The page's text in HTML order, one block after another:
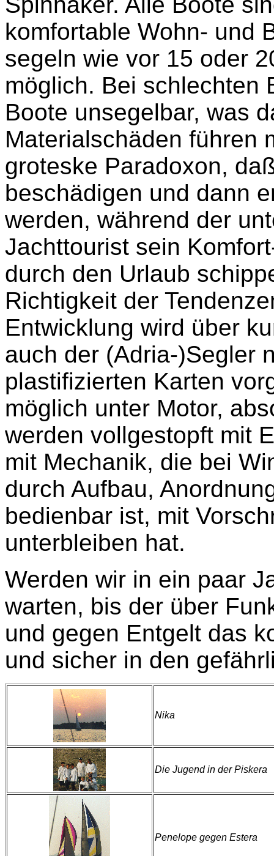
komfortable Wohn- und
segeln wie vor 15 oder
möglich. Bei schlechten
Boote unsegelbar, was
Materialschäden führen
groteske Paradoxon,
beschädigen und dann
werden, während der
Jachttourist sein
durch den Urlaub
Richtigkeit der
Entwicklung wird über
auch der (Adria-)Segler
plastifizierten Karten
möglich unter Motor,
werden vollgestopft mit
mit Mechanik, die bei
durch Aufbau,
bedienbar ist, mit
unterbleiben hat.
Werden wir in ein paar
warten, bis der über
und gegen Entgelt das
und sicher in den
Nika
Die Jugend in der Piskera
Penelope gegen Estera